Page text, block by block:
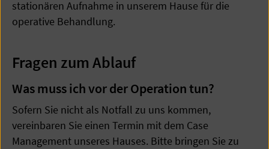
stationären Aufnahme in unserem Hause für die
operative Behandlung.
Fragen zum Ablauf
Was muss ich vor der Operation tun?
Sofern Sie nicht als Notfall zu uns kommen,
vereinbaren Sie einen Termin mit dem Case
Management unseres Hauses. Bitte bringen Sie zu